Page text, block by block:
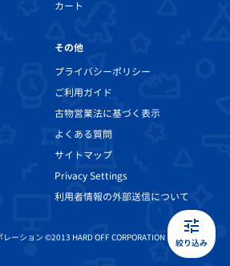
絞り込み
カート
その他
プライバシーポリシー
ご利用ガイド
古物営業法に基づく表示
よくある質問
サイトマップ
Privacy Settings
利用者情報の外部送信について
ーション ©2013 HARD OFF CORPORATION Co, Ltd.